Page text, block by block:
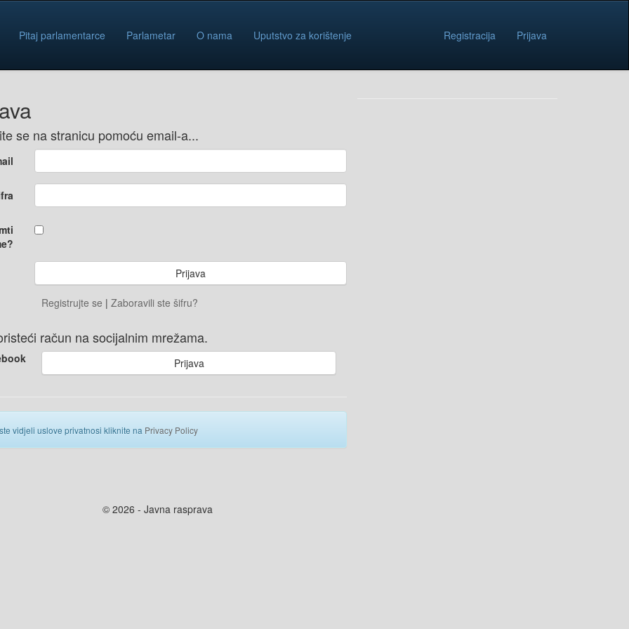
Pitaj parlamentarce Parlametar O nama Uputstvo za korištenje Registracija Prijava
se na stranicu pomoću email-a...
Registrujte se | Zaboravili ste šifru?
račun na socijalnim mrežama.
Prijava
vidjeli uslove privatnosi kliknite na Privacy Policy
© 2026 - Javna rasprava